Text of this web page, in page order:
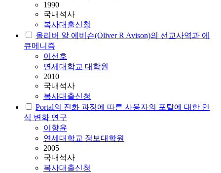
1990
국내석사
복사대출신청
올리버 알 에비슨(Oliver R Avison)의 선교사역과 에
큐메니즘
이선호
연세대학교 대학원
2010
국내석사
복사대출신청
Portal의 진화 과정에 따른 사용자의 포탈에 대한 인
식 변화 연구
이향윤
연세대학교 정보대학원
2005
국내석사
복사대출신청